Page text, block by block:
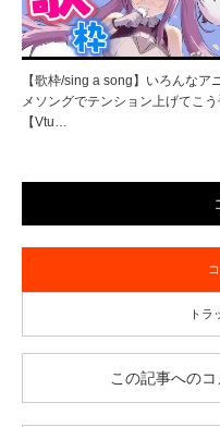
【歌枠/sing a song】いろんなア
メソングでテンション上げてこ
【Vtu…
トラ
この記事へのコ